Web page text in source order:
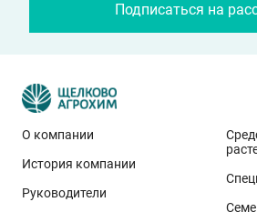
Эти результаты особенно
условий Приволжского
Подписаться на
О компании
История компании
Руководители